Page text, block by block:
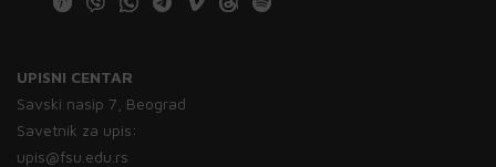
UPISNI CENTAR
Savski nasip 7, Beograd
Savetnik za upis:
upis@fsu.edu.rs